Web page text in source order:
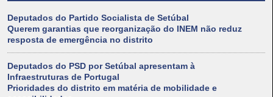
Deputados do Partido Socialista de Setúbal
Querem garantias que reorganização do INEM não reduz
resposta de emergência no distrito
Deputados do PSD por Setúbal apresentam à
Infraestruturas de Portugal
Prioridades do distrito em matéria de mobilidade e